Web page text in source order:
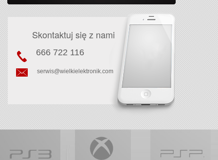
Skontaktuj się z nami
666 722 116
serwis@wielkielektronik.com